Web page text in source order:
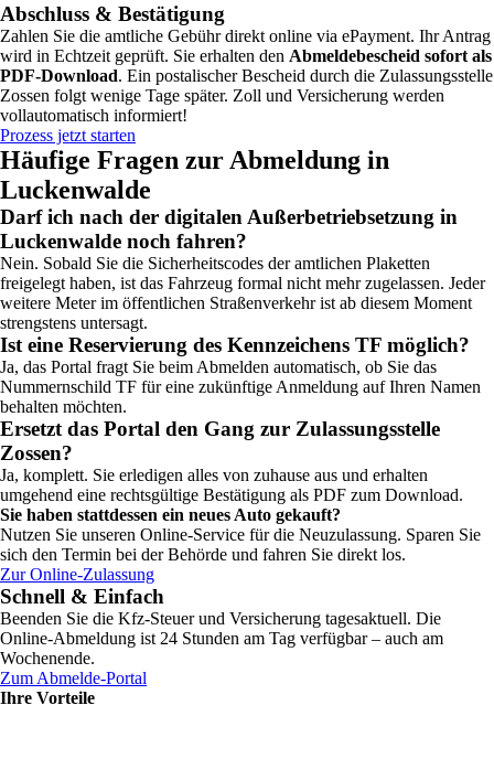
Abschluss & Bestätigung
Zahlen Sie die amtliche Gebühr direkt online via ePayment. Ihr Antrag
wird in Echtzeit geprüft. Sie erhalten den Abmeldebescheid sofort als
PDF-Download. Ein postalischer Bescheid durch die Zulassungsstelle
Zossen folgt wenige Tage später. Zoll und Versicherung werden
vollautomatisch informiert!
Prozess jetzt starten
Häufige Fragen zur Abmeldung in
Luckenwalde
Darf ich nach der digitalen Außerbetriebsetzung in
Luckenwalde noch fahren?
Nein. Sobald Sie die Sicherheitscodes der amtlichen Plaketten
freigelegt haben, ist das Fahrzeug formal nicht mehr zugelassen. Jeder
weitere Meter im öffentlichen Straßenverkehr ist ab diesem Moment
strengstens untersagt.
Ist eine Reservierung des Kennzeichens TF möglich?
Ja, das Portal fragt Sie beim Abmelden automatisch, ob Sie das
Nummernschild TF für eine zukünftige Anmeldung auf Ihren Namen
behalten möchten.
Ersetzt das Portal den Gang zur Zulassungsstelle
Zossen?
Ja, komplett. Sie erledigen alles von zuhause aus und erhalten
umgehend eine rechtsgültige Bestätigung als PDF zum Download.
Sie haben stattdessen ein neues Auto gekauft?
Nutzen Sie unseren Online-Service für die Neuzulassung. Sparen Sie
sich den Termin bei der Behörde und fahren Sie direkt los.
Zur Online-Zulassung
Schnell & Einfach
Beenden Sie die Kfz-Steuer und Versicherung tagesaktuell. Die
Online-Abmeldung ist 24 Stunden am Tag verfügbar – auch am
Wochenende.
Zum Abmelde-Portal
Ihre Vorteile